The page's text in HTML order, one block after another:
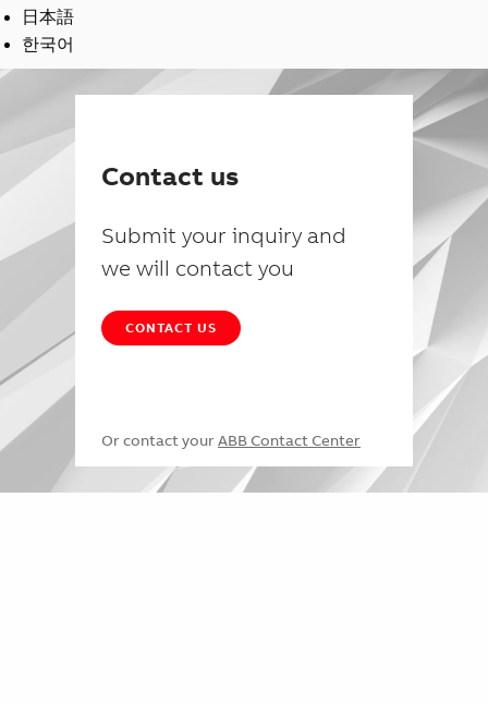
日本語
한국어
Contact us
Submit your inquiry and
we will contact you
CONTACT US
Or contact your ABB Contact Center